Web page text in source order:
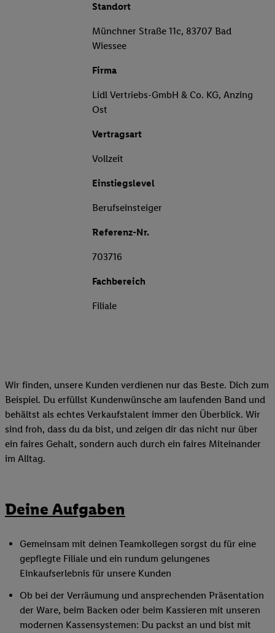
Standort
Münchner Straße 11c, 83707 Bad
Wiessee
Firma
Lidl Vertriebs-GmbH & Co. KG, Anzing
Ost
Vertragsart
Vollzeit
Einstiegslevel
Berufseinsteiger
Referenz-Nr.
703716
Fachbereich
Filiale
Wir finden, unsere Kunden verdienen nur das Beste. Dich zum
Beispiel. Du erfüllst Kundenwünsche am laufenden Band und
behältst als echtes Verkaufstalent immer den Überblick. Wir
sind froh, dass du da bist, und zeigen dir das nicht nur über
ein faires Gehalt, sondern auch durch ein faires Miteinander
im Alltag.
Deine Aufgaben
Gemeinsam mit deinen Teamkollegen sorgst du für eine
gepflegte Filiale und ein rundum gelungenes
Einkaufserlebnis für unsere Kunden
Ob bei der Verräumung und ansprechenden Präsentation
der Ware, beim Backen oder beim Kassieren mit unseren
modernen Kassensystemen: Du packst an und bist mit